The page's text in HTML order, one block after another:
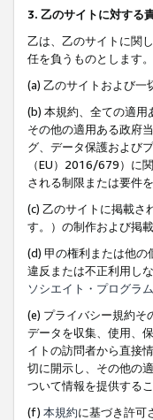
3. 乙のサイトに対する
乙は、乙のサイトに関
任を負うものとします
(a) 乙のサイトおよび一
(b) 本規約、全ての適
その他の適用ある政府
グ、データ保護および
（EU）2016/679）に
される制限または要件
(c) 乙のサイトに掲載さ
す。）の制作および掲
(d) 甲の権利または他
違反または不正利用し
ソシエイト・プログラ
(e) プライバシー規約そ
データを収集、使用、
イトの訪問者から直接
切に開示し、その他の
ついて情報を提供する
(f) 本規約に基づき許可